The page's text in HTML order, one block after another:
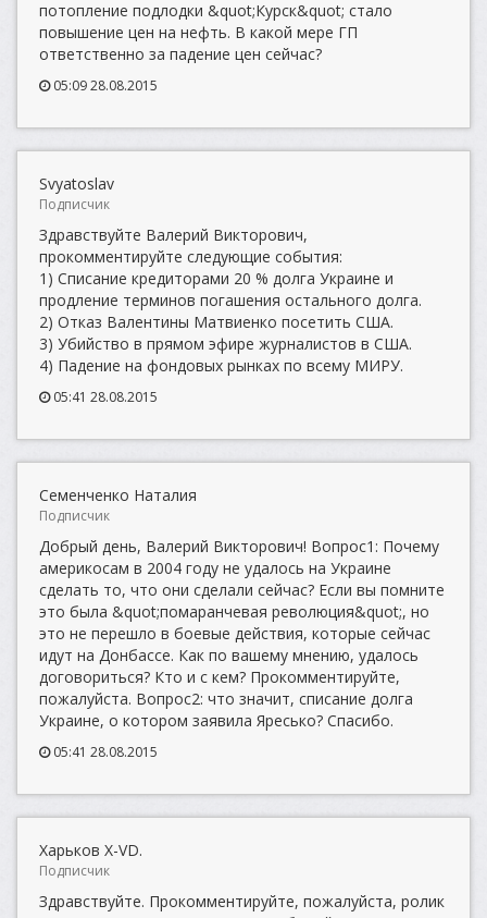
потопление подлодки &quot;Курск&quot; стало
повышение цен на нефть. В какой мере ГП
ответственно за падение цен сейчас?
05:09 28.08.2015
Svyatoslav
Подписчик
Здравствуйте Валерий Викторович,
прокомментируйте следующие события:
1) Списание кредиторами 20 % долга Украине и
продление терминов погашения остального долга.
2) Отказ Валентины Матвиенко посетить США.
3) Убийство в прямом эфире журналистов в США.
4) Падение на фондовых рынках по всему МИРУ.
05:41 28.08.2015
Семенченко Наталия
Подписчик
Добрый день, Валерий Викторович! Вопрос1: Почему
америкосам в 2004 году не удалось на Украине
сделать то, что они сделали сейчас? Если вы помните
это была &quot;помаранчевая революция&quot;, но
это не перешло в боевые действия, которые сейчас
идут на Донбассе. Как по вашему мнению, удалось
договориться? Кто и с кем? Прокомментируйте,
пожалуйста. Вопрос2: что значит, списание долга
Украине, о котором заявила Яресько? Спасибо.
05:41 28.08.2015
Харьков X-VD.
Подписчик
Здравствуйте. Прокомментируйте, пожалуйста, ролик